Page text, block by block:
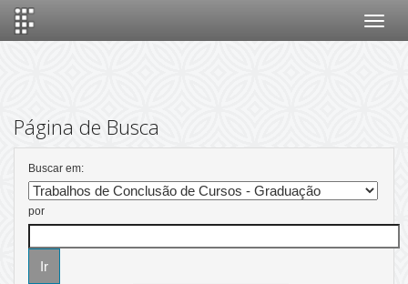
Página de Busca
Buscar em:
por